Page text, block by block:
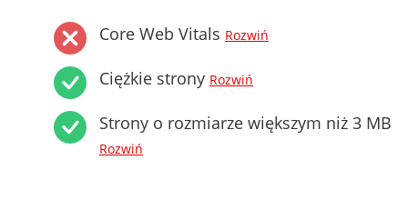
Core Web Vitals Rozwiń
Ciężkie strony Rozwiń
Strony o rozmiarze większym niż 3 MB
Rozwiń